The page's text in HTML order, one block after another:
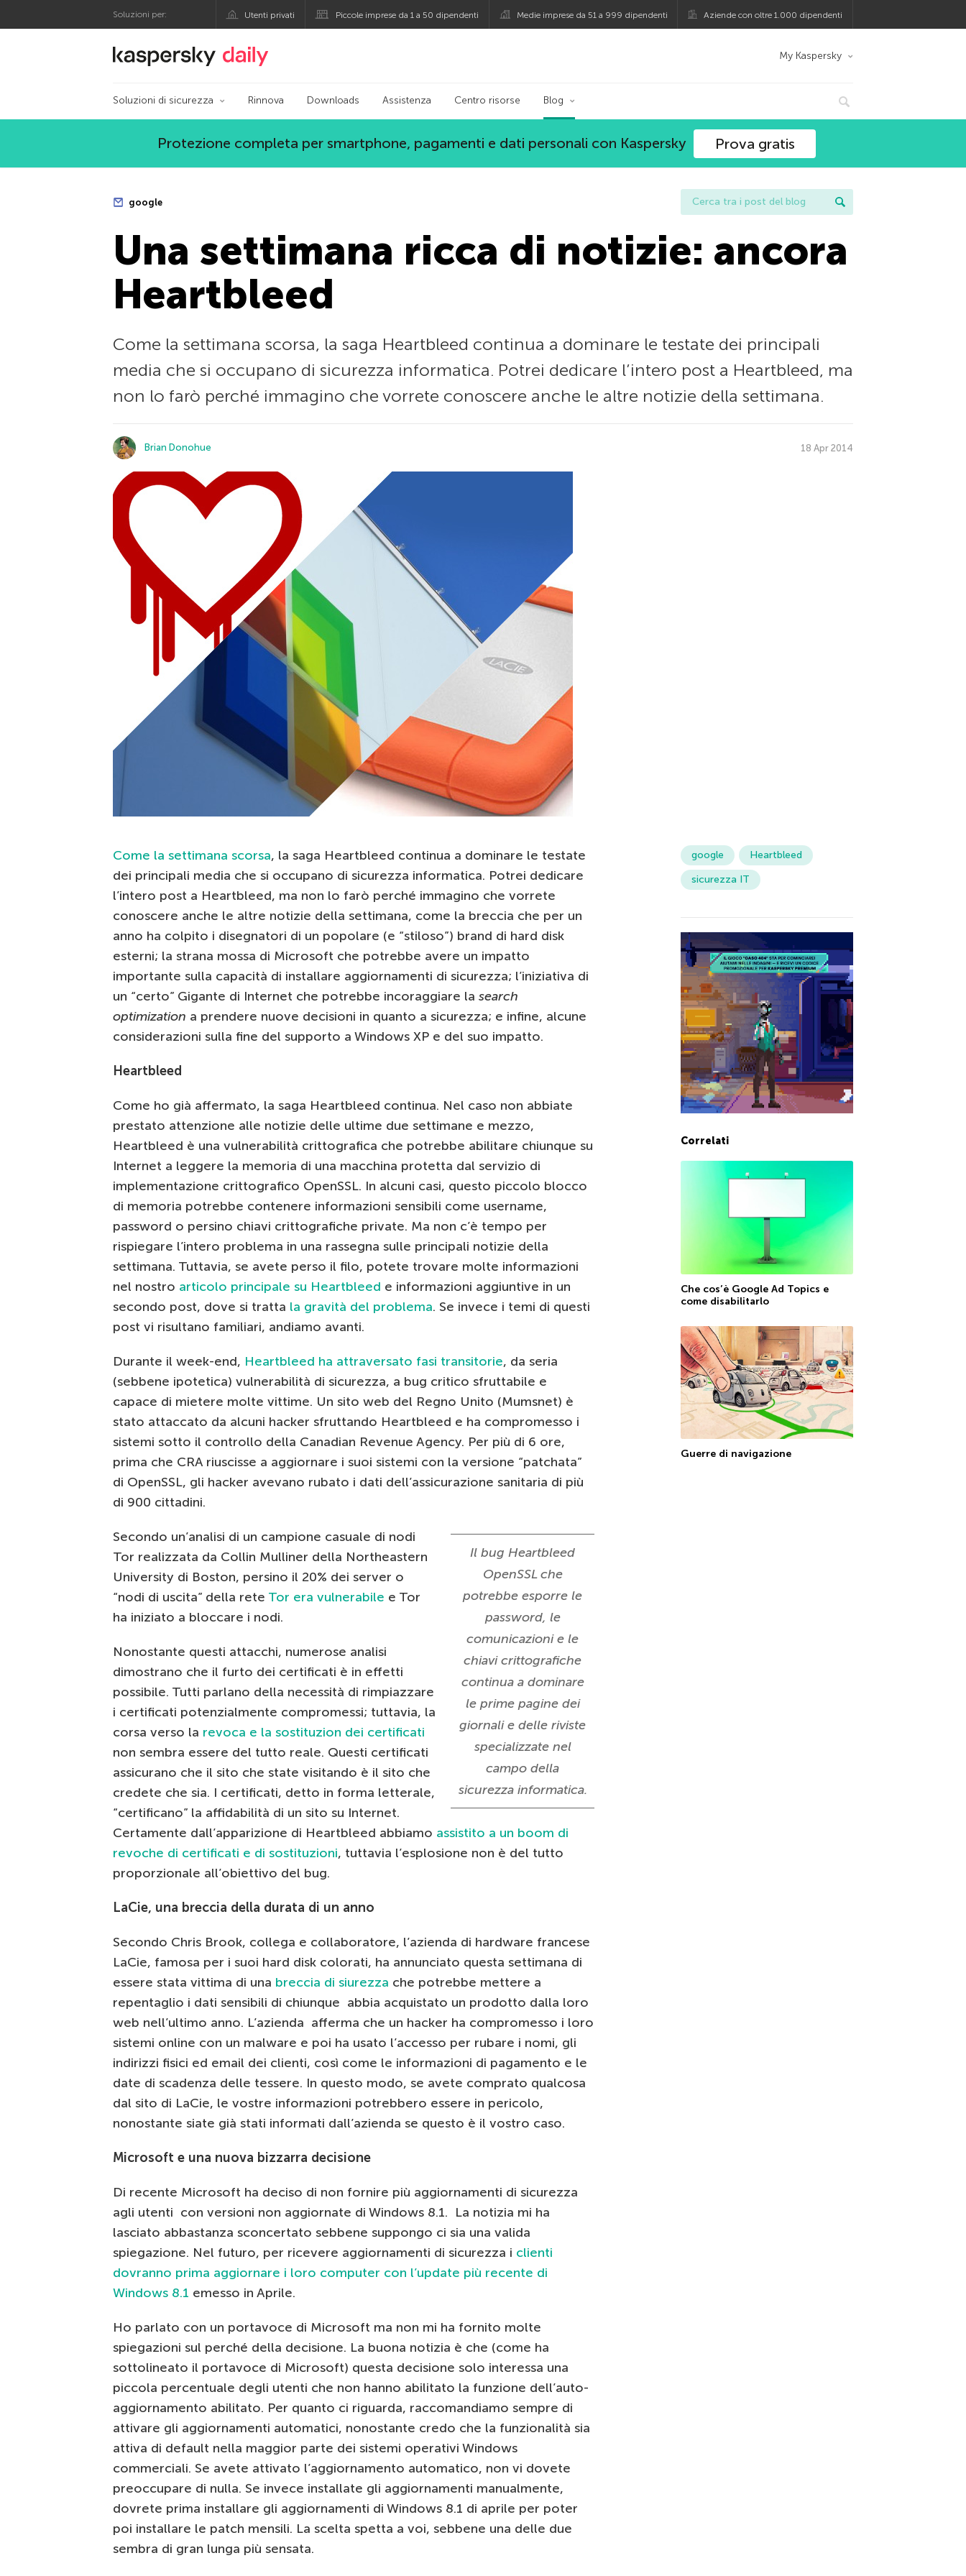
Soluzioni per: Utenti privati Piccole imprese da 1 a 50 dipendenti Medie imprese da 51 a 999 dipendenti Aziende con oltre 1.000 dipendenti
Blog ufficiale di Kaspersky My Kaspersky
Soluzioni di sicurezza Rinnova Downloads Assistenza Centro risorse Blog
Protezione completa per smartphone, pagamenti e dati personali con Kaspersky Prova gratis
google
Una settimana ricca di notizie: ancora
Heartbleed
Come la settimana scorsa, la saga Heartbleed continua a dominare le testate dei principali
media che si occupano di sicurezza informatica. Potrei dedicare l’intero post a Heartbleed, ma
non lo farò perché immagino che vorrete conoscere anche le altre notizie della settimana.
Brian Donohue 18 Apr 2014
Come la settimana scorsa, la saga Heartbleed continua a dominare le testate
dei principali media che si occupano di sicurezza informatica. Potrei dedicare
l’intero post a Heartbleed, ma non lo farò perché immagino che vorrete
conoscere anche le altre notizie della settimana, come la breccia che per un
anno ha colpito i disegnatori di un popolare (e “stiloso”) brand di hard disk
esterni; la strana mossa di Microsoft che potrebbe avere un impatto
importante sulla capacità di installare aggiornamenti di sicurezza; l’iniziativa di
un “certo” Gigante di Internet che potrebbe incoraggiare la search
optimization a prendere nuove decisioni in quanto a sicurezza; e infine, alcune
considerazioni sulla fine del supporto a Windows XP e del suo impatto.
Heartbleed
Come ho già affermato, la saga Heartbleed continua. Nel caso non abbiate
prestato attenzione alle notizie delle ultime due settimane e mezzo,
Heartbleed è una vulnerabilità crittografica che potrebbe abilitare chiunque su
Internet a leggere la memoria di una macchina protetta dal servizio di
implementazione crittografico OpenSSL. In alcuni casi, questo piccolo blocco
di memoria potrebbe contenere informazioni sensibili come username,
password o persino chiavi crittografiche private. Ma non c’è tempo per
rispiegare l’intero problema in una rassegna sulle principali notizie della
settimana. Tuttavia, se avete perso il filo, potete trovare molte informazioni
nel nostro articolo principale su Heartbleed e informazioni aggiuntive in un
secondo post, dove si tratta la gravità del problema. Se invece i temi di questi
post vi risultano familiari, andiamo avanti.
Durante il week-end, Heartbleed ha attraversato fasi transitorie, da seria
(sebbene ipotetica) vulnerabilità di sicurezza, a bug critico sfruttabile e
capace di mietere molte vittime. Un sito web del Regno Unito (Mumsnet) è
stato attaccato da alcuni hacker sfruttando Heartbleed e ha compromesso i
sistemi sotto il controllo della Canadian Revenue Agency. Per più di 6 ore,
prima che CRA riuscisse a aggiornare i suoi sistemi con la versione “patchata”
di OpenSSL, gli hacker avevano rubato i dati dell’assicurazione sanitaria di più
di 900 cittadini.
Il bug Heartbleed
OpenSSL che
potrebbe esporre le
password, le
comunicazioni e le
chiavi crittografiche
continua a dominare
le prime pagine dei
giornali e delle riviste
specializzate nel
campo della
sicurezza informatica.
Secondo un’analisi di un campione casuale di nodi
Tor realizzata da Collin Mulliner della Northeastern
University di Boston, persino il 20% dei server o
“nodi di uscita” della rete Tor era vulnerabile e Tor
ha iniziato a bloccare i nodi.
Nonostante questi attacchi, numerose analisi
dimostrano che il furto dei certificati è in effetti
possibile. Tutti parlano della necessità di rimpiazzare
i certificati potenzialmente compromessi; tuttavia, la
corsa verso la revoca e la sostituzion dei certificati
non sembra essere del tutto reale. Questi certificati
assicurano che il sito che state visitando è il sito che
credete che sia. I certificati, detto in forma letterale,
“certificano” la affidabilità di un sito su Internet.
Certamente dall’apparizione di Heartbleed abbiamo assistito a un boom di
revoche di certificati e di sostituzioni, tuttavia l’esplosione non è del tutto
proporzionale all’obiettivo del bug.
LaCie, una breccia della durata di un anno
Secondo Chris Brook, collega e collaboratore, l’azienda di hardware francese
LaCie, famosa per i suoi hard disk colorati, ha annunciato questa settimana di
essere stata vittima di una breccia di siurezza che potrebbe mettere a
repentaglio i dati sensibili di chiunque abbia acquistato un prodotto dalla loro
web nell’ultimo anno. L’azienda afferma che un hacker ha compromesso i loro
sistemi online con un malware e poi ha usato l’accesso per rubare i nomi, gli
indirizzi fisici ed email dei clienti, così come le informazioni di pagamento e le
date di scadenza delle tessere. In questo modo, se avete comprato qualcosa
dal sito di LaCie, le vostre informazioni potrebbero essere in pericolo,
nonostante siate già stati informati dall’azienda se questo è il vostro caso.
Microsoft e una nuova bizzarra decisione
Di recente Microsoft ha deciso di non fornire più aggiornamenti di sicurezza
agli utenti con versioni non aggiornate di Windows 8.1. La notizia mi ha
lasciato abbastanza sconcertato sebbene suppongo ci sia una valida
spiegazione. Nel futuro, per ricevere aggiornamenti di sicurezza i clienti
dovranno prima aggiornare i loro computer con l’update più recente di
Windows 8.1 emesso in Aprile.
Ho parlato con un portavoce di Microsoft ma non mi ha fornito molte
spiegazioni sul perché della decisione. La buona notizia è che (come ha
sottolineato il portavoce di Microsoft) questa decisione solo interessa una
piccola percentuale degli utenti che non hanno abilitato la funzione dell’auto-
aggiornamento abilitato. Per quanto ci riguarda, raccomandiamo sempre di
attivare gli aggiornamenti automatici, nonostante credo che la funzionalità sia
attiva di default nella maggior parte dei sistemi operativi Windows
commerciali. Se avete attivato l’aggiornamento automatico, non vi dovete
preoccupare di nulla. Se invece installate gli aggiornamenti manualmente,
dovrete prima installare gli aggiornamenti di Windows 8.1 di aprile per poter
poi installare le patch mensili. La scelta spetta a voi, sebbene una delle due
sembra di gran lunga più sensata.
google
Heartbleed
sicurezza IT
Correlati
Che cos’è Google Ad Topics e
come disabilitarlo
Guerre di navigazione